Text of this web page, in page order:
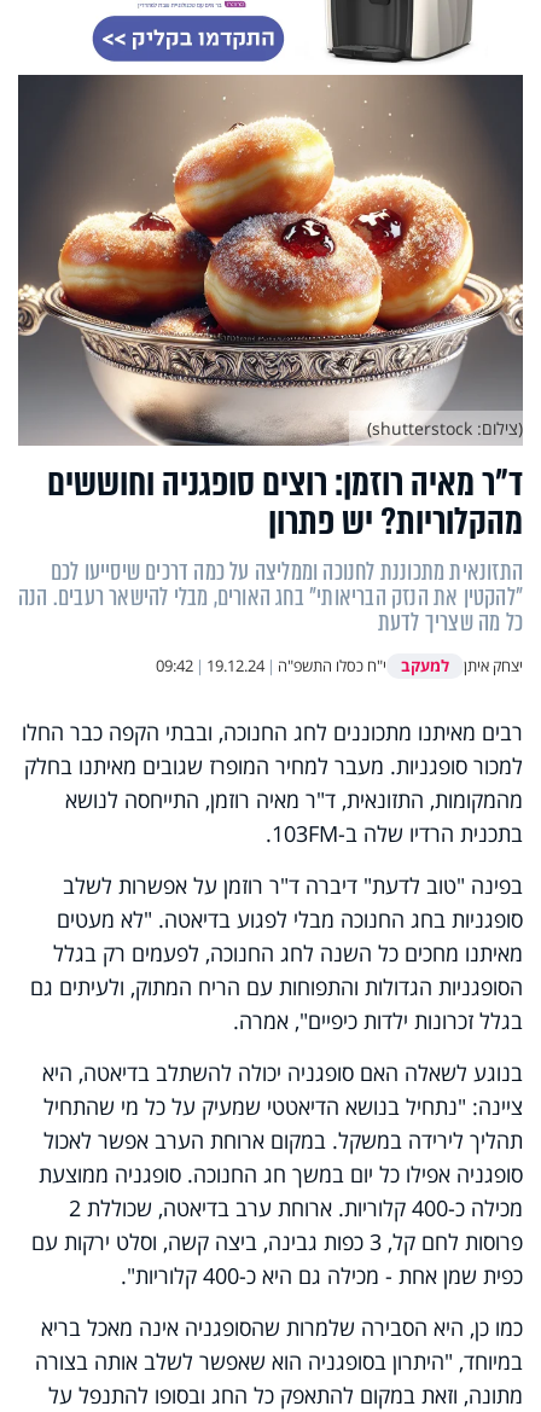
ד"ר מאיה רוזמן: רוצים סופגניה וחוששים
מהקלוריות? יש פתרון
התזונאית מתכוננת לחנוכה וממליצה על כמה דרכים שיסייעו לכם
"להקטין את הנזק הבריאותי" בחג האורים, מבלי להישאר רעבים. הנה
כל מה שצריך לדעת
יצחק איתן למעקב י"ח כסלו התשפ"ה |
19.12.24
|
09:42
(צילום: shutterstock)
רבים מאיתנו מתכוננים לחג החנוכה, ובבתי הקפה כבר החלו
למכור סופגניות. מעבר למחיר המופרז שגובים מאיתנו בחלק
מהמקומות, התזונאית, ד"ר מאיה רוזמן, התייחסה לנושא
בתכנית הרדיו שלה ב-103FM.
בפינה "טוב לדעת" דיברה ד"ר רוזמן על אפשרות לשלב
סופגניות בחג החנוכה מבלי לפגוע בדיאטה. "לא מעטים
מאיתנו מחכים כל השנה לחג החנוכה, לפעמים רק בגלל
הסופגניות הגדולות והתפוחות עם הריח המתוק, ולעיתים גם
בגלל זכרונות ילדות כיפיים", אמרה.
בנוגע לשאלה האם סופגניה יכולה להשתלב בדיאטה, היא
ציינה: "נתחיל בנושא הדיאטטי שמעיק על כל מי שהתחיל
תהליך לירידה במשקל. במקום ארוחת הערב אפשר לאכול
סופגניה אפילו כל יום במשך חג החנוכה. סופגניה ממוצעת
מכילה כ-400 קלוריות. ארוחת ערב בדיאטה, שכוללת 2
פרוסות לחם קל, 3 כפות גבינה, ביצה קשה, וסלט ירקות עם
כפית שמן אחת - מכילה גם היא כ-400 קלוריות".
כמו כן, היא הסבירה שלמרות שהסופגניה אינה מאכל בריא
במיוחד, "היתרון בסופגניה הוא שאפשר לשלב אותה בצורה
מתונה, וזאת במקום להתאפק כל החג ובסופו להתנפל על